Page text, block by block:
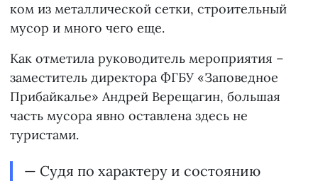
ком из металлической сетки, строительный
мусор и много чего еще.
Как отметила руководитель мероприятия –
заместитель директора ФГБУ «Заповедное
Прибайкалье» Андрей Верещагин, большая
часть мусора явно оставлена здесь не
туристами.
— Судя по характеру и состоянию